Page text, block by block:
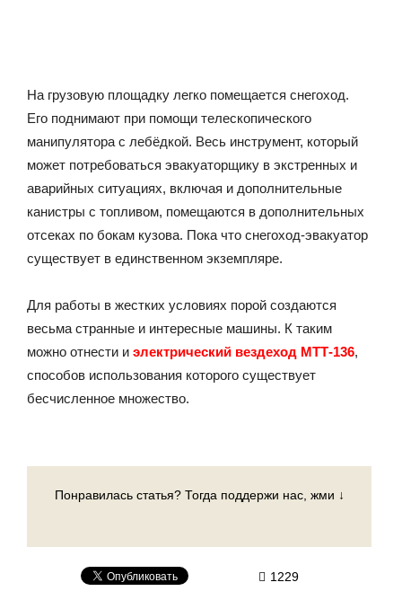
На грузовую площадку легко помещается снегоход.
Его поднимают при помощи телескопического
манипулятора с лебёдкой. Весь инструмент, который
может потребоваться эвакуаторщику в экстренных и
аварийных ситуациях, включая и дополнительные
канистры с топливом, помещаются в дополнительных
отсеках по бокам кузова. Пока что снегоход-эвакуатор
существует в единственном экземпляре.
Для работы в жестких условиях порой создаются
весьма странные и интересные машины. К таким
можно отнести и электрический вездеход МТТ-136,
способов использования которого существует
бесчисленное множество.
Понравилась статья? Тогда поддержи нас, жми ↓
1229